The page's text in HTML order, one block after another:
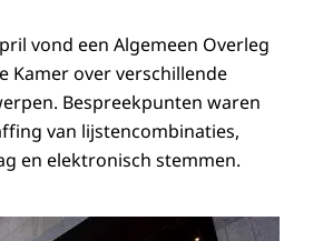
vond een Algemeen Overleg
Kamer over verschillende
Bespreekpunten waren
van lijstencombinaties,
en elektronisch stemmen.